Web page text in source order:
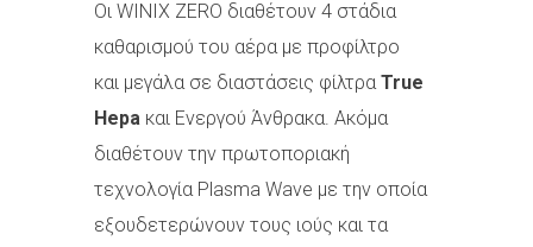
Οι WINIX ZERO διαθέτουν 4 στάδια
καθαρισμού του αέρα με προφίλτρο
και μεγάλα σε διαστάσεις φίλτραTrue
Hepa και Ενεργού Άνθρακα. Ακόμα
διαθέτουν την πρωτοποριακή
τεχνολογία Plasma Wave με την οποία
εξουδετερώνουν τους ιούς και τα